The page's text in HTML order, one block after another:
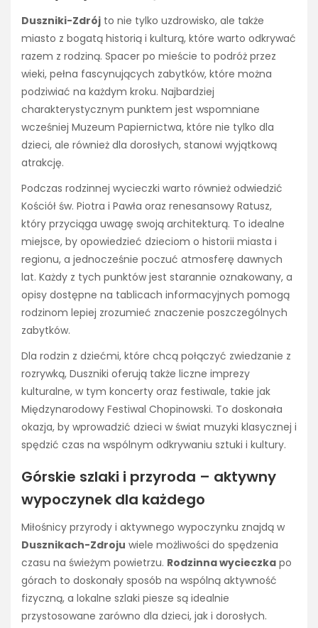
Duszniki-Zdrój to nie tylko uzdrowisko, ale także
miasto z bogatą historią i kulturą, które warto odkrywać
razem z rodziną. Spacer po mieście to podróż przez
wieki, pełna fascynujących zabytków, które można
podziwiać na każdym kroku. Najbardziej
charakterystycznym punktem jest wspomniane
wcześniej Muzeum Papiernictwa, które nie tylko dla
dzieci, ale również dla dorosłych, stanowi wyjątkową
atrakcję.
Podczas rodzinnej wycieczki warto również odwiedzić
Kościół św. Piotra i Pawła oraz renesansowy Ratusz,
który przyciąga uwagę swoją architekturą. To idealne
miejsce, by opowiedzieć dzieciom o historii miasta i
regionu, a jednocześnie poczuć atmosferę dawnych
lat. Każdy z tych punktów jest starannie oznakowany, a
opisy dostępne na tablicach informacyjnych pomogą
rodzinom lepiej zrozumieć znaczenie poszczególnych
zabytków.
Dla rodzin z dziećmi, które chcą połączyć zwiedzanie z
rozrywką, Duszniki oferują także liczne imprezy
kulturalne, w tym koncerty oraz festiwale, takie jak
Międzynarodowy Festiwal Chopinowski. To doskonała
okazja, by wprowadzić dzieci w świat muzyki klasycznej i
spędzić czas na wspólnym odkrywaniu sztuki i kultury.
Górskie szlaki i przyroda – aktywny
wypoczynek dla każdego
Miłośnicy przyrody i aktywnego wypoczynku znajdą w
Dusznikach-Zdroju wiele możliwości do spędzenia
czasu na świeżym powietrzu. Rodzinna wycieczka po
górach to doskonały sposób na wspólną aktywność
fizyczną, a lokalne szlaki piesze są idealnie
przystosowane zarówno dla dzieci, jak i dorosłych.